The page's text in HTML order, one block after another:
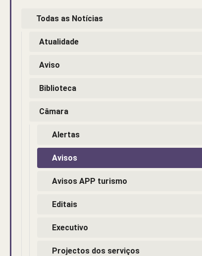
Todas as Notícias
Atualidade
Aviso
Biblioteca
Câmara
Alertas
Avisos
Avisos APP turismo
Editais
Executivo
Projectos dos serviços